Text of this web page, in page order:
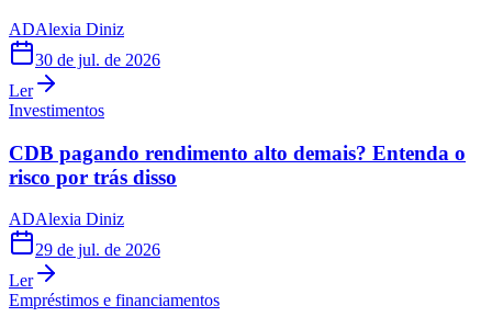
ADAlexia Diniz
30 de jul. de 2026
Ler
Investimentos
CDB pagando rendimento alto demais? Entenda o
risco por trás disso
ADAlexia Diniz
29 de jul. de 2026
Ler
Empréstimos e financiamentos